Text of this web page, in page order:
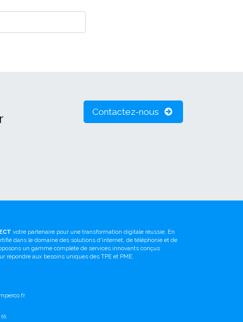
Contactez-nous
votre partenaire pour une transformation digitale réussie. En
dans le domaine des solutions d'internet, de téléphonie et de
un gamme complète de services innovants conçus
répondre aux besoins uniques des TPE et PME.
55